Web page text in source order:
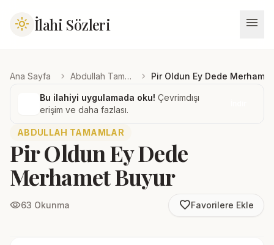
light_mode İlahi Sözleri menu
Ana Sayfa chevron_right Abdullah Tamamlar chevron_right Pir Oldun Ey Dede
Bu ilahiyi uygulamada oku! Çevrimdışı
erişim ve daha fazlası.
ABDULLAH TAMAMLAR
Pir Oldun Ey Dede
Merhamet Buyur
visibility63 Okunma favorite_borderFavorilere Ekle